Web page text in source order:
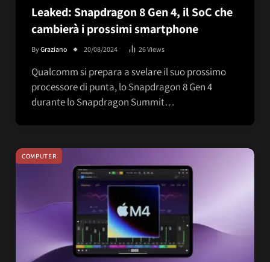
Leaked: Snapdragon 8 Gen 4, il SoC che
cambierà i prossimi smartphone
ByGraziano 20/08/2024 26Views
Qualcomm si prepara a svelare il suo prossimo
processore di punta, lo Snapdragon 8 Gen 4
durante lo Snapdragon Summit…
COMPUTER